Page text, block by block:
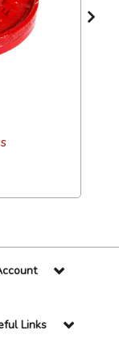
Links